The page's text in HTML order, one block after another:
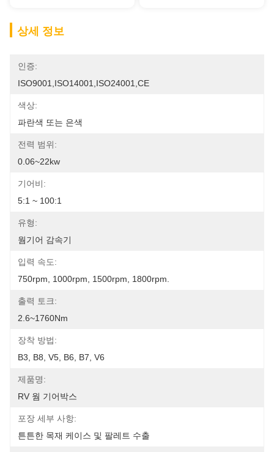
상세 정보
인증:
ISO9001,ISO14001,ISO24001,CE
색상:
파란색 또는 은색
전력 범위:
0.06~22kw
기어비:
5:1 ~ 100:1
유형:
웜기어 감속기
입력 속도:
750rpm, 1000rpm, 1500rpm, 1800rpm.
출력 토크:
2.6~1760Nm
장착 방법:
B3, B8, V5, B6, B7, V6
제품명:
RV 웜 기어박스
포장 세부 사항:
튼튼한 목재 케이스 및 팔레트 수출